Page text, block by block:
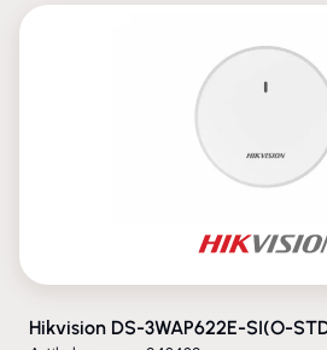
Hikvision DS-3WAP622E-SI(O-